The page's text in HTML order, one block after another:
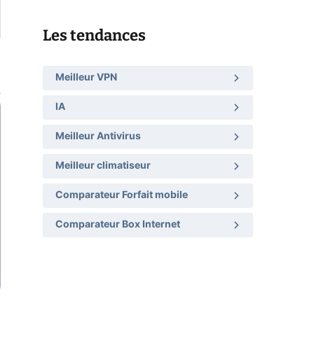
Les tendances
Meilleur VPN
IA
Meilleur Antivirus
Meilleur climatiseur
Comparateur Forfait mobile
Comparateur Box Internet